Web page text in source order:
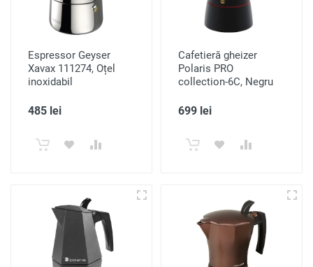
Espressor Geyser
Xavax 111274, Oțel
inoxidabil
485 lei
Cafetieră gheizer
Polaris PRO
collection-6C, Negru
699 lei